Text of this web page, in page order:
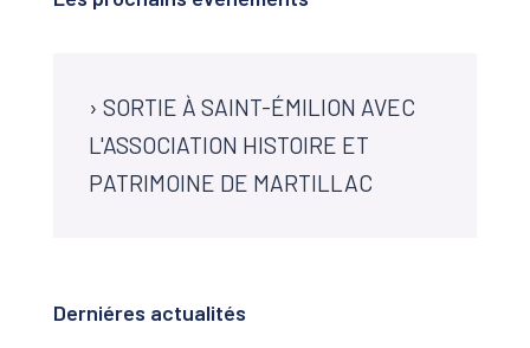
› SORTIE À SAINT-ÉMILION AVEC
L'ASSOCIATION HISTOIRE ET
PATRIMOINE DE MARTILLAC
Derniéres actualités